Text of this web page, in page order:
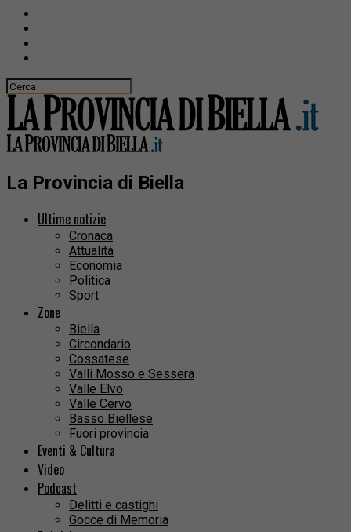
La Provincia di Biella
Ultime notizie
Cronaca
Attualità
Economia
Politica
Sport
Zone
Biella
Circondario
Cossatese
Valli Mosso e Sessera
Valle Elvo
Valle Cervo
Basso Biellese
Fuori provincia
Eventi & Cultura
Video
Podcast
Delitti e castighi
Gocce di Memoria